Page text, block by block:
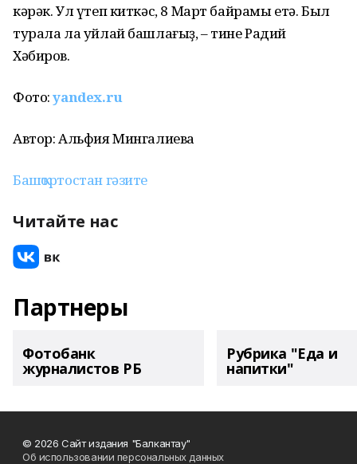
кәрәк. Ул үтеп киткәс, 8 Март байрамы етә. Был
турала ла уйлай башлағыҙ, – тине Радий
Хәбиров.
Фото:yandex.ru
Автор: Альфия Мингалиева
Башҡортостан гәзите
Читайте нас
Партнеры
Фотобанк
журналистов РБ
Рубрика "Еда и
напитки"
© 2026 Сайт издания "Балкантау"
Об использовании персональных данных